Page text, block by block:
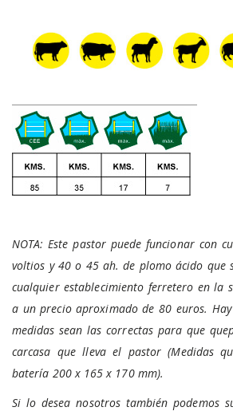
NOTA: Este pastor puede funcionar con
voltios y 40 o 45 ah. de plomo ácido que
cualquier establecimiento ferretero en la
a un precio aproximado de 80 euros.
medidas sean las correctas para que
carcasa que lleva el pastor (Medidas
batería 200 x 165 x 170 mm).
Si lo desea nosotros también podemos